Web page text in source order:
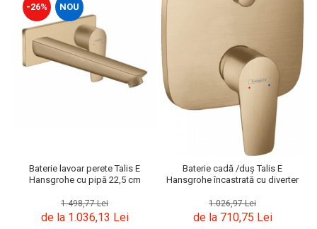
-26% NOU
Baterie lavoar perete Talis E
Hansgrohe cu pipă 22,5 cm
1.498,77 Lei
de la 1.036,13 Lei
Baterie cadă /duș Talis E
Hansgrohe încastrată cu diverter
1.026,97 Lei
de la 710,75 Lei